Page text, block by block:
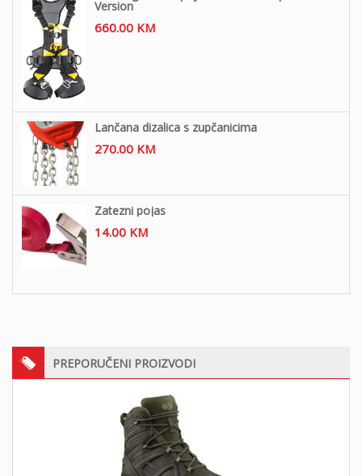
Version
660.00 KM
Lančana dizalica s zupčanicima
270.00 KM
Zatezni pojas
14.00 KM
PREPORUČENI PROIZVODI